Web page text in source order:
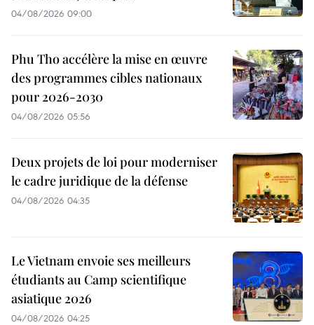
04/08/2026 09:00
Phu Tho accélère la mise en œuvre
des programmes cibles nationaux
pour 2026-2030
04/08/2026 05:56
Deux projets de loi pour moderniser
le cadre juridique de la défense
04/08/2026 04:35
Le Vietnam envoie ses meilleurs
étudiants au Camp scientifique
asiatique 2026
04/08/2026 04:25